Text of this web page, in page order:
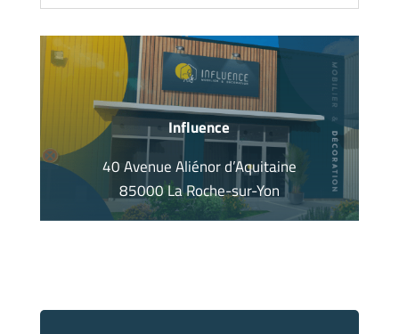
Influence
40 Avenue Aliénor d’Aquitaine
85000 La Roche-sur-Yon